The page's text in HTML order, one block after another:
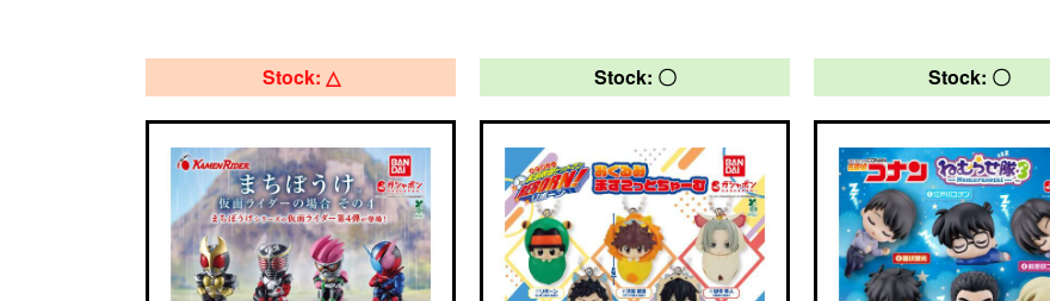
Stock: △ Stock: 〇 Stock: 〇